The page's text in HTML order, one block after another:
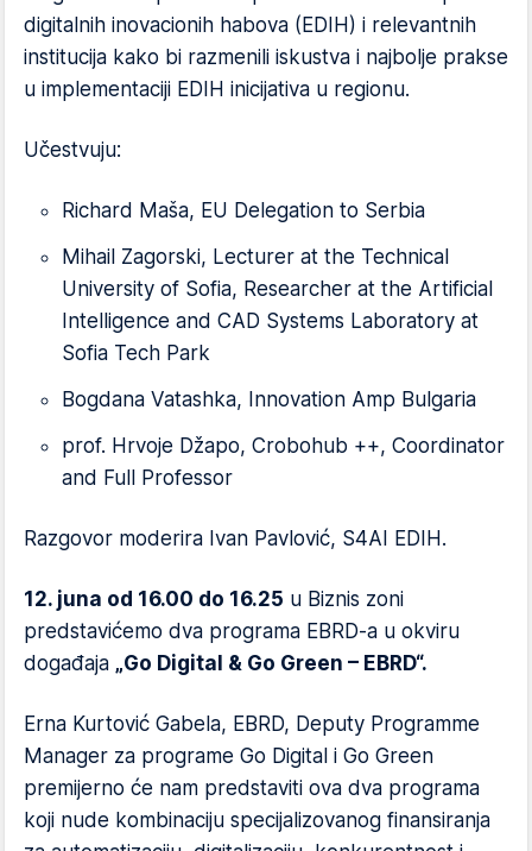
digitalnih inovacionih habova (EDIH) i relevantnih
institucija kako bi razmenili iskustva i najbolje prakse
u implementaciji EDIH inicijativa u regionu.
Učestvuju:
Richard Maša, EU Delegation to Serbia
Mihail Zagorski, Lecturer at the Technical
University of Sofia, Researcher at the Artificial
Intelligence and CAD Systems Laboratory at
Sofia Tech Park
Bogdana Vatashka, Innovation Amp Bulgaria
prof. Hrvoje Džapo, Crobohub ++, Coordinator
and Full Professor
Razgovor moderira Ivan Pavlović, S4AI EDIH.
12. juna od 16.00 do 16.25 u Biznis zoni
predstavićemo dva programa EBRD-a u okviru
događaja „Go Digital & Go Green – EBRD“.
Erna Kurtović Gabela, EBRD, Deputy Programme
Manager za programe Go Digital i Go Green
premijerno će nam predstaviti ova dva programa
koji nude kombinaciju specijalizovanog finansiranja